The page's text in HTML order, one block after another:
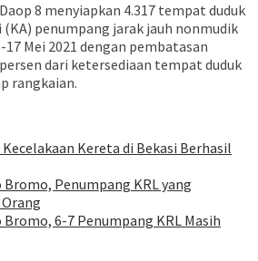
8 menyiapkan 4.317 tempat duduk
penumpang jarak jauh nonmudik
Mei 2021 dengan pembatasan
dari ketersediaan tempat duduk
rangkaian.
Kereta di Bekasi Berhasil
Penumpang KRL yang
6-7 Penumpang KRL Masih